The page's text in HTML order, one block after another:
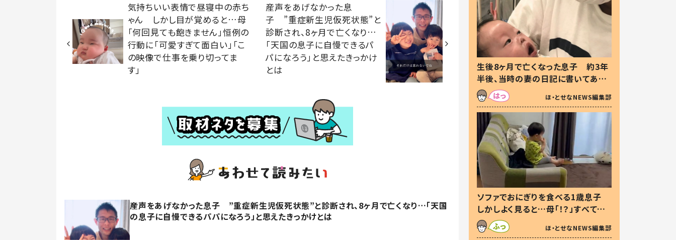
気持ちいい表情で昼寝中の赤ち
ゃん しかし目が覚めると…母
「何回見ても飽きません」恒例の
行動に「可愛すぎて面白い」「こ
の映像で仕事を乗り切ってま
す」
産声をあげなかった息
子 ”重症新生児仮死状態”と
診断され、8ヶ月で亡くなり…
「天国の息子に自慢できるパ
パになろう」と思えたきっかけ
とは
産声をあげなかった息子 ”重症新生児仮死状態”と診断され、8ヶ月で亡くなり…「天国
の息子に自慢できるパパになろう」と思えたきっかけとは
生後8ヶ月で亡くなった息子 約3年
半後、当時の妻の日記に書いてあっ
た本音とは
ほ・とせなNEWS編集部
ソファでおにぎりを食べる1歳息子
しかしよく見ると…母「！？」すべてを
察した母の投稿に「可愛いから許
す！」「現行犯〜」
ほ・とせなNEWS編集部